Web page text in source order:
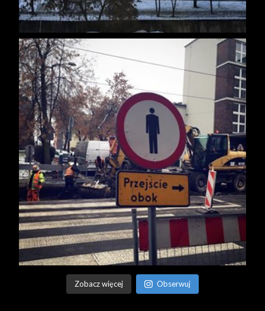
Zobacz więcej Obserwuj